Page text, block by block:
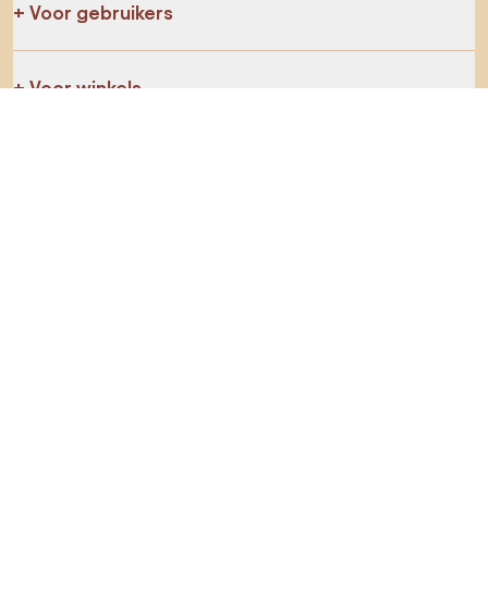
Voor gebruikers
Voor winkels